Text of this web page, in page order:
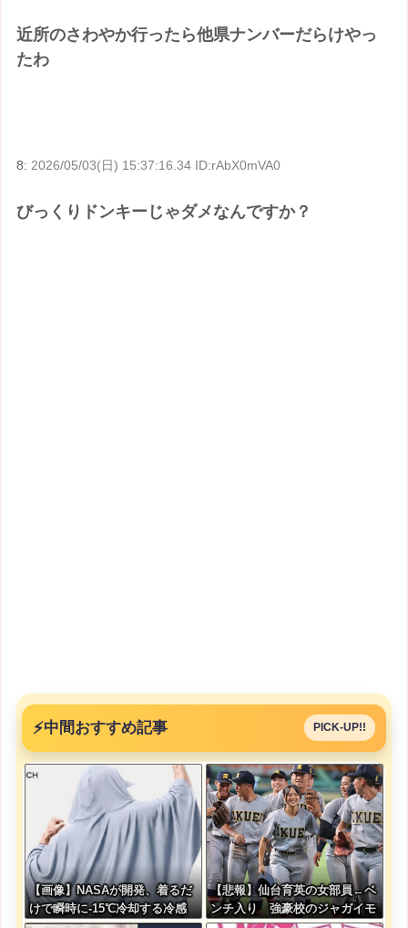
近所のさわやか行ったら他県ナンバーだらけやっ
たわ
8:2026/05/03(日) 15:37:16.34 ID:rAbX0mVA0
びっくりドンキーじゃダメなんですか？
⚡中間おすすめ記事 PICK-UP!!
【画像】NASAが開発、着るだ
けで瞬時に-15℃冷却する冷感
【悲報】仙台育英の女部員←ベ
ンチ入り 強豪校のジャガイモ